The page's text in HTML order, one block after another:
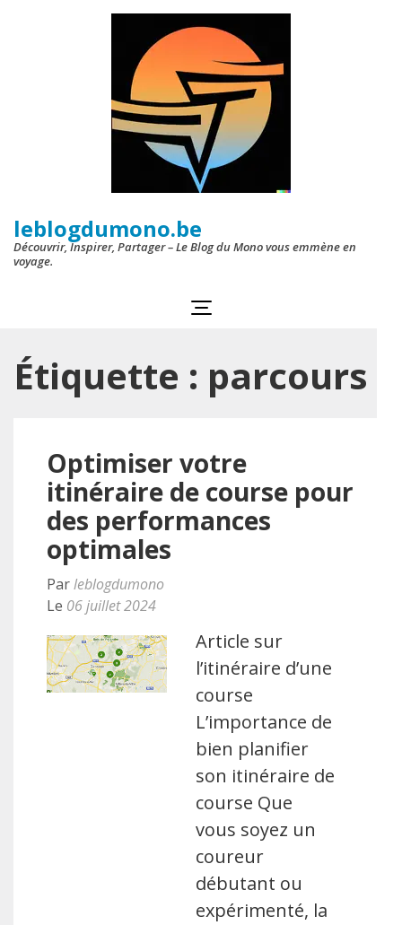
leblogdumono.be
Découvrir, Inspirer, Partager – Le Blog du Mono vous emmène en
voyage.
Étiquette : parcours
Optimiser votre
itinéraire de course pour
des performances
optimales
Parleblogdumono
Le 06 juillet 2024
Article sur
l’itinéraire d’une
course
L’importance de
bien planifier
son itinéraire de
course Que
vous soyez un
coureur
débutant ou
expérimenté, la